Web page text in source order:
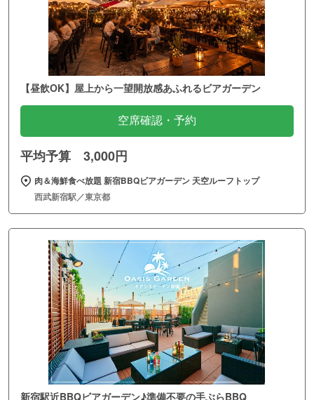
【昼飲OK】屋上から一望開放感あふれるビアガーデン
空席確認・予約
平均予算 3,000円
肉＆海鮮食べ放題 新宿BBQビアガーデン 天空ルーフトップ
西武新宿駅／東京都
新宿駅近BBQビアガーデン♪準備不要の手ぶらBBQ